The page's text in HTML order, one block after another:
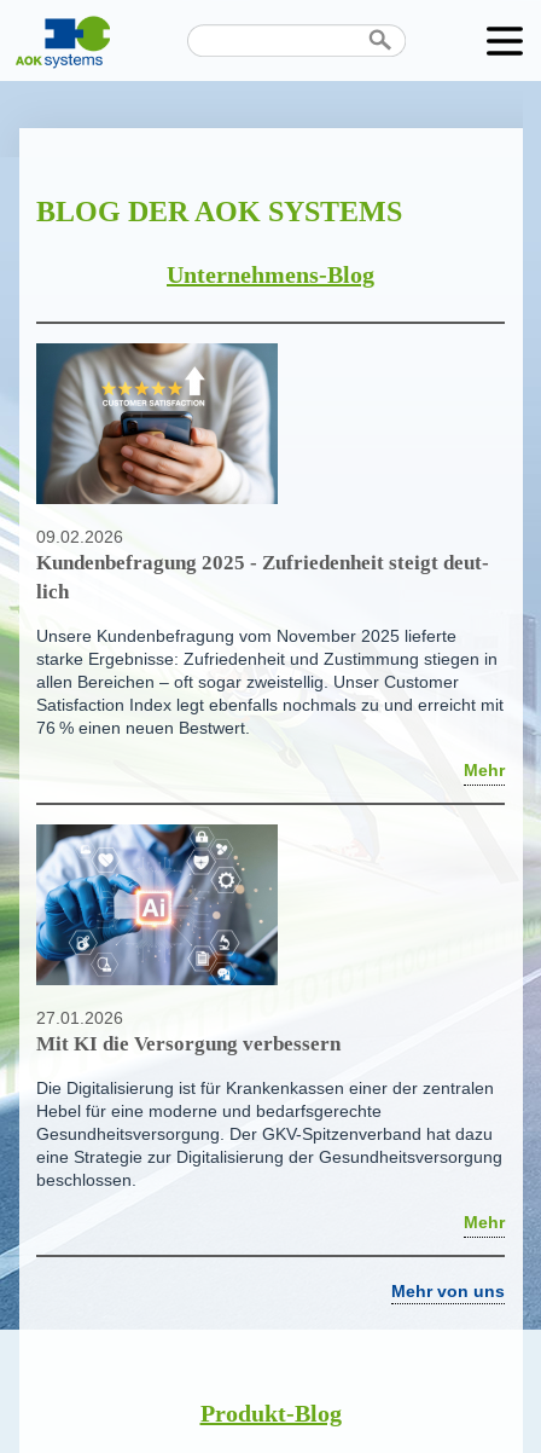
BLOG DER AOK SYSTEMS
Unternehmens-Blog
09.02.2026
Kunden­be­fra­gung 2025 - Zufrie­den­heit steigt deut­
lich
Unsere Kundenbefragung vom November 2025 lieferte
starke Ergebnisse: Zufriedenheit und Zustimmung stiegen in
allen Bereichen – oft sogar zweistellig. Unser Customer
Satisfaction Index legt ebenfalls nochmals zu und erreicht mit
76 % einen neuen Bestwert.
Mehr
27.01.2026
Mit KI die Versorgung verbessern
Die Digitalisierung ist für Krankenkassen einer der zentralen
Hebel für eine moderne und bedarfsgerechte
Gesundheitsversorgung. Der GKV-Spitzenverband hat dazu
eine Strategie zur Digitalisierung der Gesundheitsversorgung
beschlossen.
Mehr
Mehr von uns
Produkt-Blog
Karriere
Termine
Kontakt
Datenschutz